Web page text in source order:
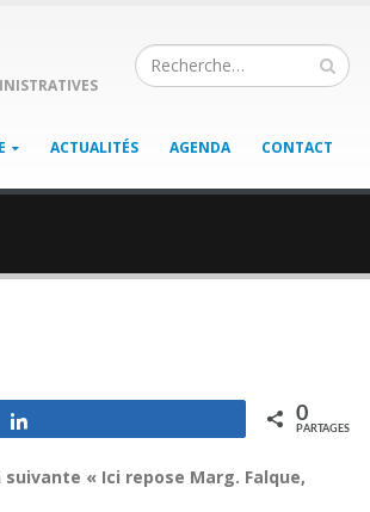
ACTUALITÉS AGENDA CONTACT
0
PARTAGES
« Ici repose Marg. Falque,